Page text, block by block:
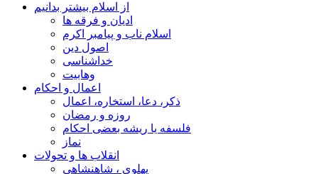
از اسلام بیشتر بدانیم
ادیان و فرقه ها
اسلام ناب و پیامبر اکرم
اصول دین
خداشناسی
وهابیت
اعمال و احکام
ذکر، دعا، استخاره، اعمال
روزه و رمضان
فلسفه یا ریشه بعضی احکام
نماز
انقلاب ها و تحولات
پهلوی ، شاهنشاهی